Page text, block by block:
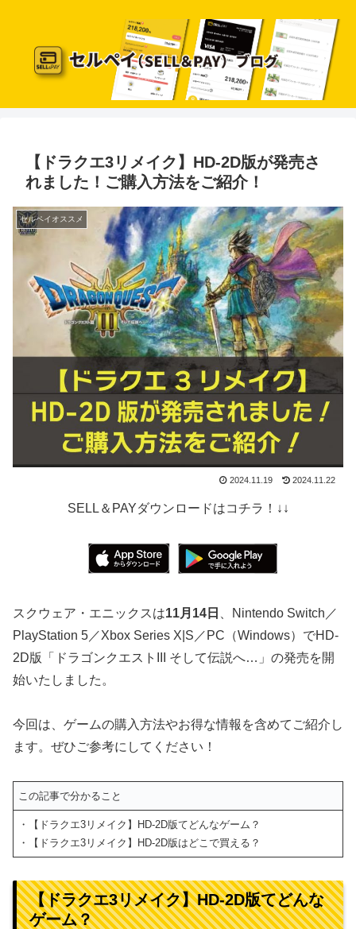
【ドラクエ3リメイク】HD-2D版が発売さ
れました！ご購入方法をご紹介！
セルペイオススメ
2024.11.19 2024.11.22
SELL＆PAYダウンロードはコチラ！↓↓
スクウェア・エニックスは11月14日
、Nintendo Switch／
PlayStation 5／Xbox Series X|S／PC（Windows）でHD-
2D版「ドラゴンクエストIII そして伝説へ…」の発売を開
始いたしました。
今回は、ゲームの購入方法やお得な情報を含めてご紹介し
ます。ぜひご参考にしてください！
この記事で分かること
・【ドラクエ3リメイク】HD-2D版てどんなゲーム？
・【ドラクエ3リメイク】HD-2D版はどこで買える？
【ドラクエ3リメイク】HD-2D版てどんな
ゲーム？